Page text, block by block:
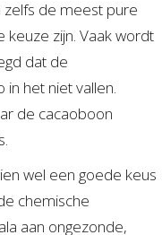
zelfs de meest pure
zijn. Vaak wordt
dat de
het niet vallen.
de cacaoboon
wel een goede keus
chemische
aan ongezonde,